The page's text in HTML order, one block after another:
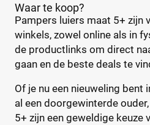
Waar te koop?
Pampers luiers maat 5+ zijn
winkels, zowel online als in
de productlinks om direct
gaan en de beste deals te
Of je nu een nieuweling bent
al een doorgewinterde
5+ zijn een geweldige keuze